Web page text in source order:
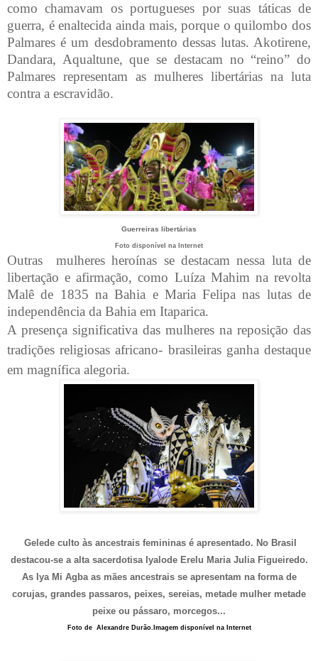
como chamavam os portugueses por suas táticas de
guerra, é enaltecida ainda mais, porque o quilombo dos
Palmares é um desdobramento dessas lutas. Akotirene,
Dandara, Aqualtune, que se destacam no “reino” do
Palmares representam as mulheres libertárias na luta
contra a escravidão.
Guerreiras libertárias
Foto disponível na Internet
Outras
mulheres heroínas se destacam nessa luta de
libertação e afirmação, como Luíza Mahim na revolta
Malê de 1835 na Bahia e Maria Felipa nas lutas de
independência da Bahia em Itaparica.
A presença significativa das mulheres na reposição das
tradições religiosas africano- brasileiras ganha destaque
em magnífica alegoria.
Gelede culto às ancestrais femininas é apresentado. No Brasil
destacou-se a alta sacerdotisa Iyalode Erelu Maria Julia Figueiredo.
As Iya Mi Agba as mães ancestrais se apresentam na forma de
corujas, grandes passaros, peixes, sereias, metade mulher metade
peixe ou pássaro, morcegos...
Foto de Alexandre Durão.Imagem disponível na Internet